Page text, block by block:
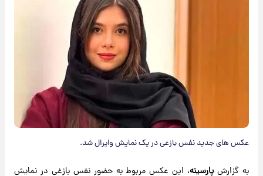
عکس های جدید نفس بازغی در یک نمایش وایرال شد.
به گزارشپارسینه، این عکس مربوط به حضور نفس بازغی در نمایش